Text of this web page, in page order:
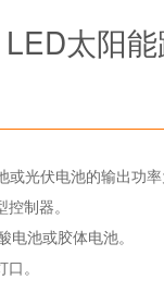
LED太阳
光伏电池的输出功率
制器。
池或胶体电池。
。